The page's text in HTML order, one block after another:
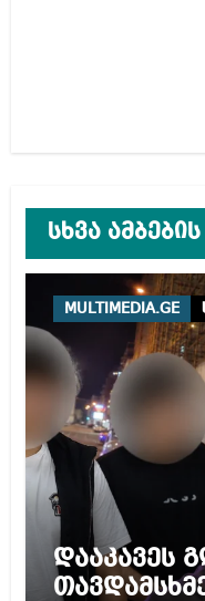
სხვა
MULTIMEDIA.GE
დააკავეს